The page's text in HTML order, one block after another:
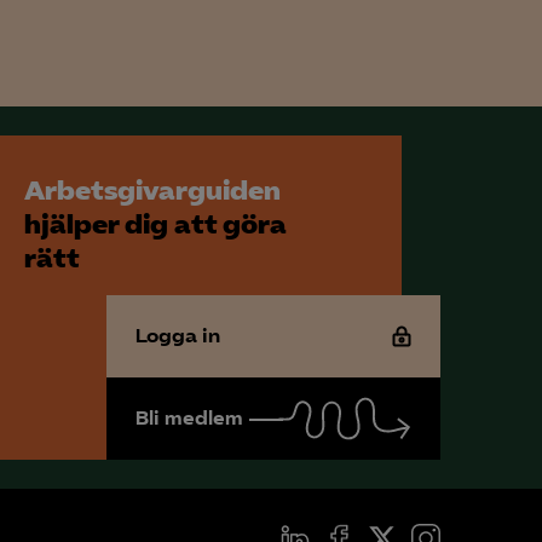
Arbetsgivarguiden
hjälper dig att göra
rätt
Logga in
Bli medlem